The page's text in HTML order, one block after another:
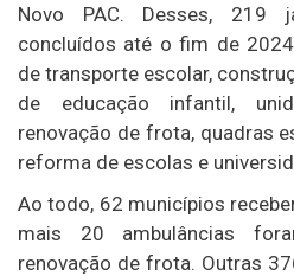
Novo PAC. Desses, 219
concluídos até o fim de
de transporte escolar,
de educação infantil,
renovação de frota, quadras
reforma de escolas e
Ao todo, 62 municípios
mais 20 ambulâncias
renovação de frota. Outras